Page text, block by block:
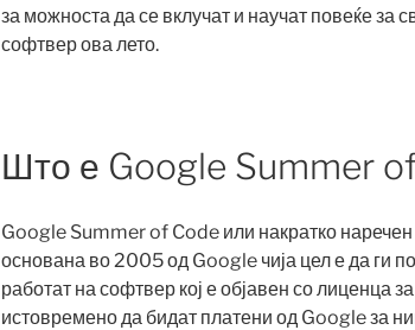
за можноста да се вклучат и научат повеќе за
софтвер ова лето.
Што е Google Summer
Google Summer of Code или накратко
основана во 2005 од Google чија цел е да ги
работат на софтвер кој е објавен со лиценца
истовремено да бидат платени од Google за